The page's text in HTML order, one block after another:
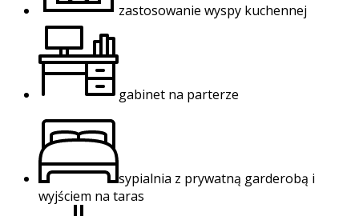
zastosowanie wyspy kuchennej
gabinet na parterze
sypialnia z prywatną garderobą i
wyjściem na taras